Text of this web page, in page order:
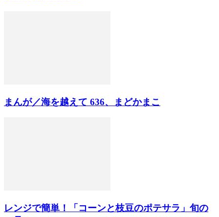
まんが／海を越えて 636、まどかまこ
レンジで簡単！「コーンと枝豆のポテサラ」旬の